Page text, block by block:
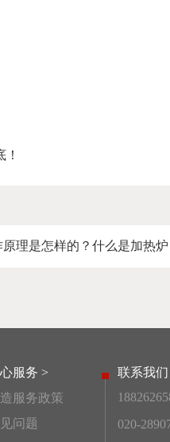
原理是怎样的？什么是加热炉
服务 >
服务政策
问题
联系我
020-